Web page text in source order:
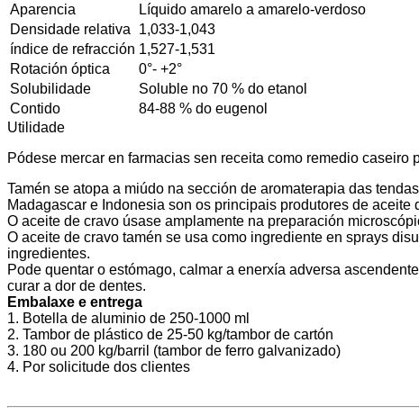
Aparencia
Líquido amarelo a amarelo-verdoso
Densidade relativa 1,033-1,043
índice de refracción 1,527-1,531
Rotación óptica
0°- +2°
Solubilidade
Soluble no 70 % do etanol
Contido
84-88 % do eugenol
Utilidade
Pódese mercar en farmacias sen receita como remedio
Tamén se atopa a miúdo na sección de aromaterapia das
Madagascar e Indonesia son os principais produtores de aceite
O aceite de cravo úsase amplamente na preparación
O aceite de cravo tamén se usa como ingrediente en sprays
ingredientes.
Pode quentar o estómago, calmar a enerxía adversa
curar a dor de dentes.
Embalaxe e entrega
1. Botella de aluminio de 250-1000 ml
2. Tambor de plástico de 25-50 kg/tambor de cartón
3. 180 ou 200 kg/barril (tambor de ferro galvanizado)
4. Por solicitude dos clientes